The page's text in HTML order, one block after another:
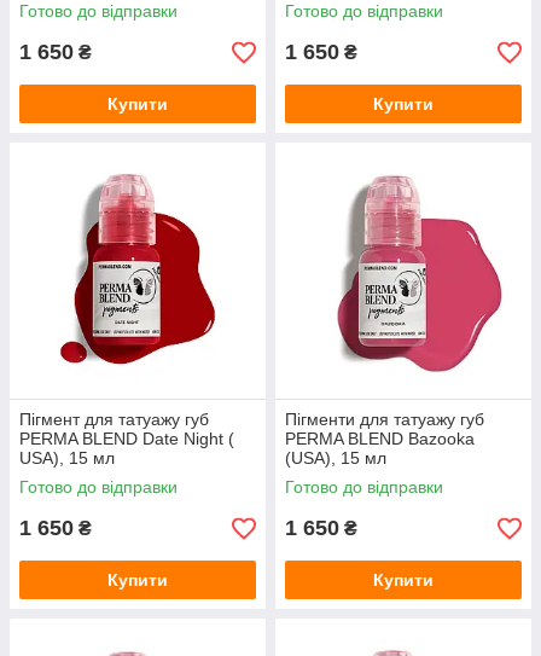
Готово до відправки
1 650 ₴
Купити
Готово до відправки
1 650 ₴
Купити
Пігмент для татуажу губ
PERMA BLEND Date Night (
USA), 15 мл
Готово до відправки
1 650 ₴
Купити
Пігменти для татуажу губ
PERMA BLEND Bazooka
(USA), 15 мл
Готово до відправки
1 650 ₴
Купити